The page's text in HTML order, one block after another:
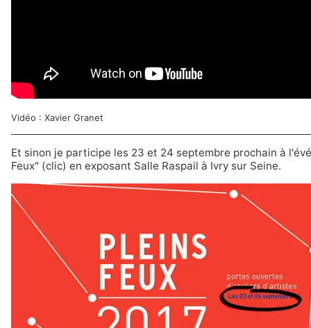
Vidéo : Xavier Granet
Et sinon je participe les 23 et 24 septembre prochain à
Feux" (clic) en exposant Salle Raspail à Ivry sur Seine.